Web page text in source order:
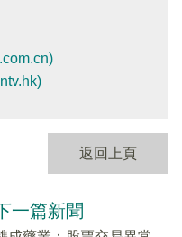
返回上頁
一篇新聞